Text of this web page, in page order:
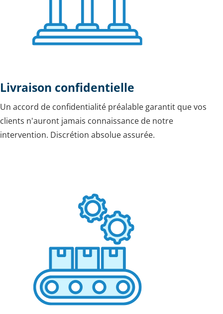
Livraison confidentielle
Un accord de confidentialité préalable garantit que vos
clients n'auront jamais connaissance de notre
intervention. Discrétion absolue assurée.